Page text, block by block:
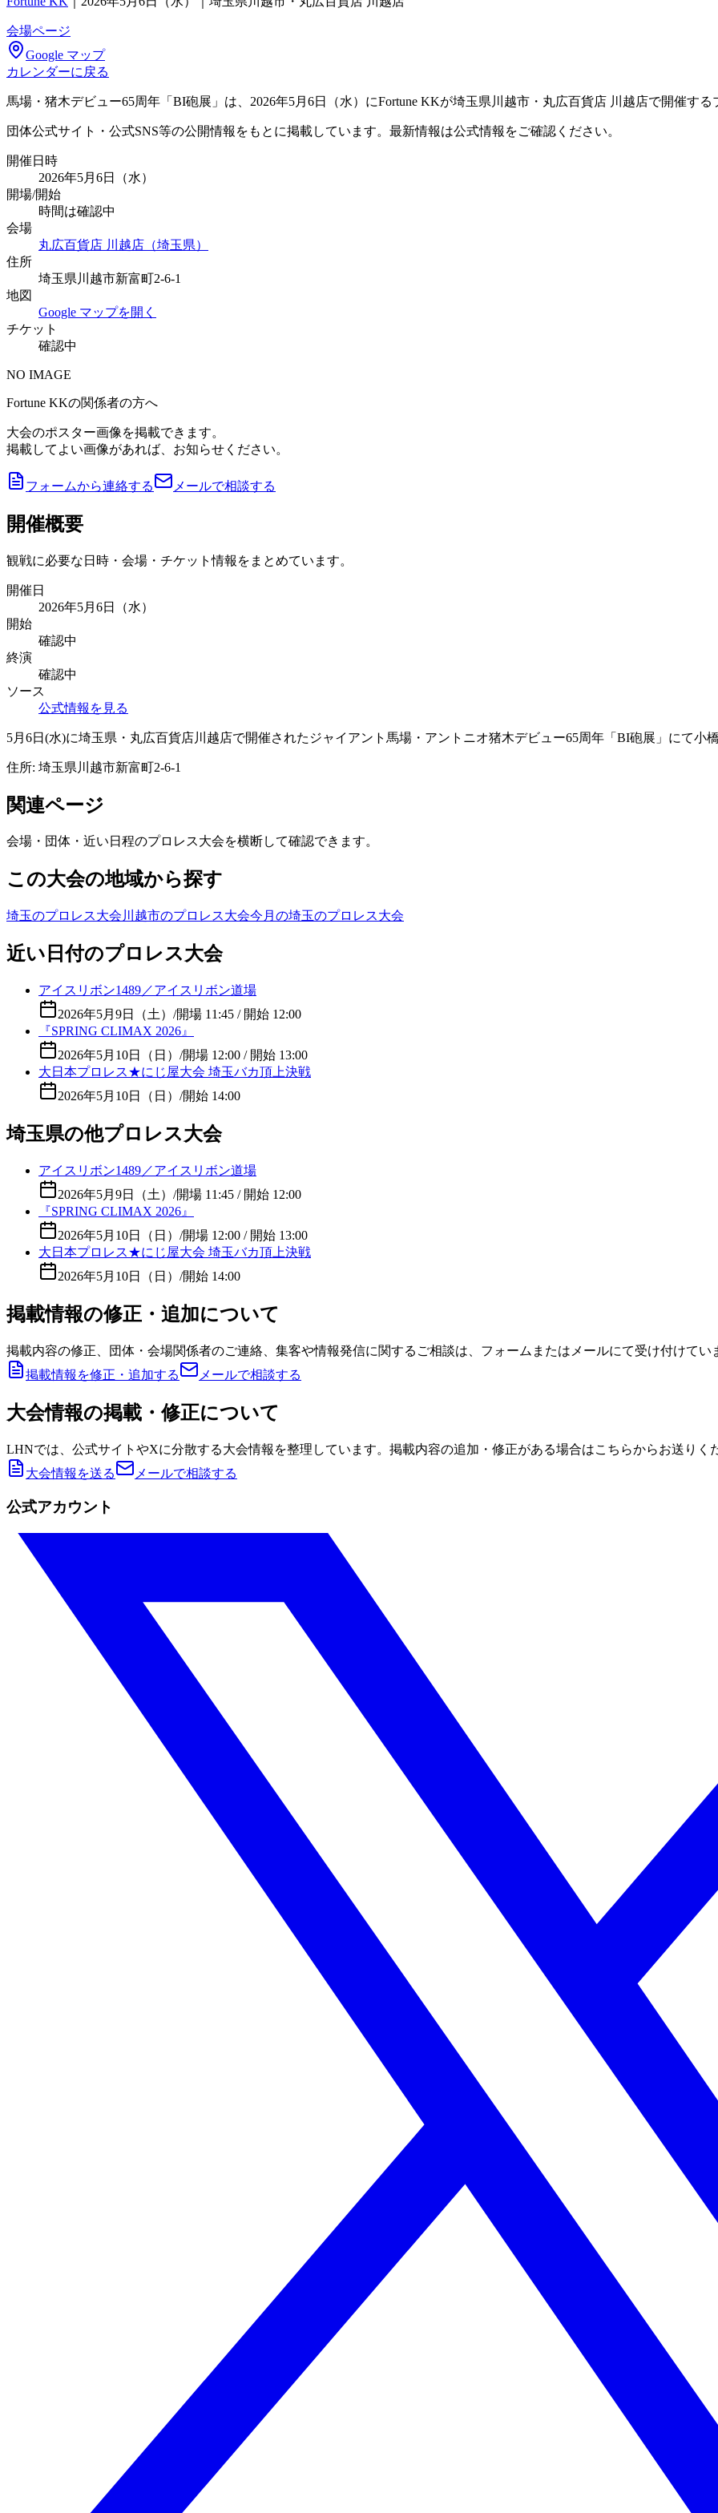
会場ページ
Google マップ
カレンダーに戻る
馬場・猪木デビュー65周年「BI砲展」は、2026年5月6日（水）にFortune KKが埼玉県川越市・丸広百貨店 川越店で開催す
団体公式サイト・公式SNS等の公開情報をもとに掲載しています。最新情報は公式情報をご確認ください。
開催日時
2026年5月6日（水）
開場/開始
時間は確認中
会場
丸広百貨店 川越店（埼玉県）
住所
埼玉県川越市新富町2-6-1
地図
Google マップを開く
チケット
確認中
NO IMAGE
Fortune KKの関係者の方へ
大会のポスター画像を掲載できます。
掲載してよい画像があれば、お知らせください。
フォームから連絡する メールで相談する
開催概要
観戦に必要な日時・会場・チケット情報をまとめています。
開催日
2026年5月6日（水）
開始
確認中
終演
確認中
ソース
公式情報を見る
5月6日(水)に埼玉県・丸広百貨店川越店で開催されたジャイアント馬場・アントニオ猪木デビュー65周年「BI砲展」にて小
住所: 埼玉県川越市新富町2-6-1
関連ページ
会場・団体・近い日程のプロレス大会を横断して確認できます。
この大会の地域から探す
埼玉のプロレス大会 川越市のプロレス大会今月の埼玉のプロレス大会
近い日付のプロレス大会
アイスリボン1489／アイスリボン道場
2026年5月9日（土） /開場 11:45 / 開始 12:00
『SPRING CLIMAX 2026』
2026年5月10日（日） /開場 12:00 / 開始 13:00
大日本プロレス★にじ屋大会 埼玉バカ頂上決戦
2026年5月10日（日） /開始 14:00
埼玉県の他プロレス大会
アイスリボン1489／アイスリボン道場
2026年5月9日（土） /開場 11:45 / 開始 12:00
『SPRING CLIMAX 2026』
2026年5月10日（日） /開場 12:00 / 開始 13:00
大日本プロレス★にじ屋大会 埼玉バカ頂上決戦
2026年5月10日（日） /開始 14:00
掲載情報の修正・追加について
掲載内容の修正、団体・会場関係者のご連絡、集客や情報発信に関するご相談は、フォームまたはメールにて受け付けてい
掲載情報を修正・追加する
メールで相談する
大会情報の掲載・修正について
LHNでは、公式サイトやXに分散する大会情報を整理しています。掲載内容の追加・修正がある場合はこちらからお送りく
大会情報を送る
メールで相談する
公式アカウント